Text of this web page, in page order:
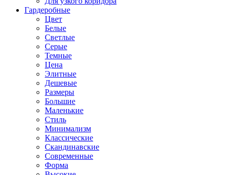
Гардеробные
Цвет
Белые
Светлые
Серые
Темные
Цена
Элитные
Дешевые
Размеры
Большие
Маленькие
Стиль
Минимализм
Классические
Скандинавские
Современные
Форма